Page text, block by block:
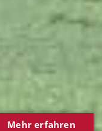
Mehr erfahren